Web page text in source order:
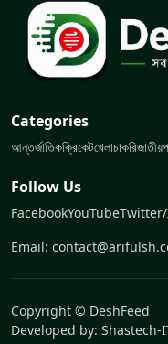
Categories
আন্তর্জাতিকক্রিকেটখেলাচাকরিজাতীয়
Follow Us
FacebookYouTubeTwitter/
Email:
Copyright © DeshFeed
Developed by: Shastech-